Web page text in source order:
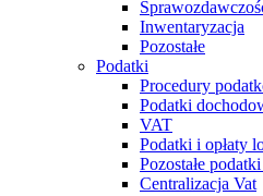
Inwentaryzacja
Pozostałe
Podatki
Procedury
Podatki
VAT
Podatki i opłaty
Pozostałe
Centralizacja Vat